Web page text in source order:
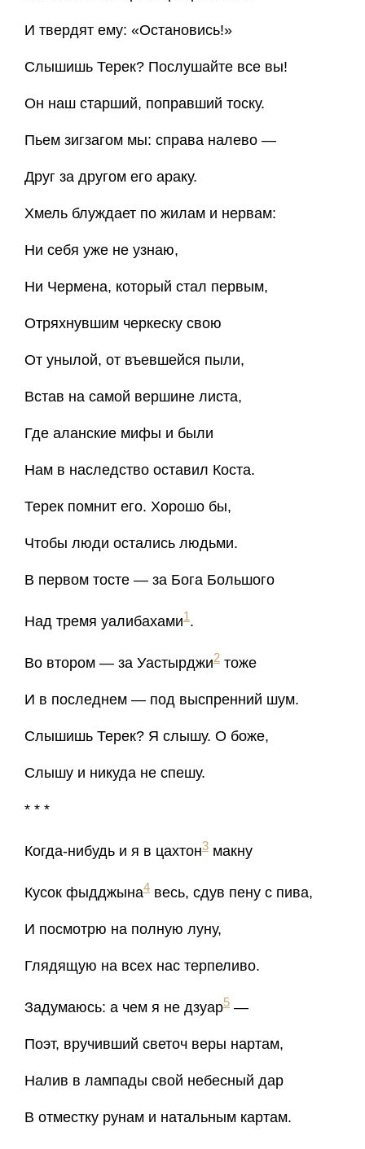
И твердят ему: «Остановись!»
Слышишь Терек? Послушайте все вы!
Он наш старший, поправший тоску.
Пьем зигзагом мы: справа налево —
Друг за другом его араку.
Хмель блуждает по жилам и нервам:
Ни себя уже не узнаю,
Ни Чермена, который стал первым,
Отряхнувшим черкеску свою
От унылой, от въевшейся пыли,
Встав на самой вершине листа,
Где аланские мифы и были
Нам в наследство оставил Коста.
Терек помнит его. Хорошо бы,
Чтобы люди остались людьми.
В первом тосте — за Бога Большого
Над тремя уалибахами1.
Во втором — за Уастырджи2 тоже
И в последнем — под выспренний шум.
Слышишь Терек? Я слышу. О боже,
Слышу и никуда не спешу.
* * *
Когда-нибудь и я в цахтон3 макну
Кусок фыдджына4 весь, сдув пену с пива,
И посмотрю на полную луну,
Глядящую на всех нас терпеливо.
Задумаюсь: а чем я не дзуар5 —
Поэт, вручивший светоч веры нартам,
Налив в лампады свой небесный дар
В отместку рунам и натальным картам.